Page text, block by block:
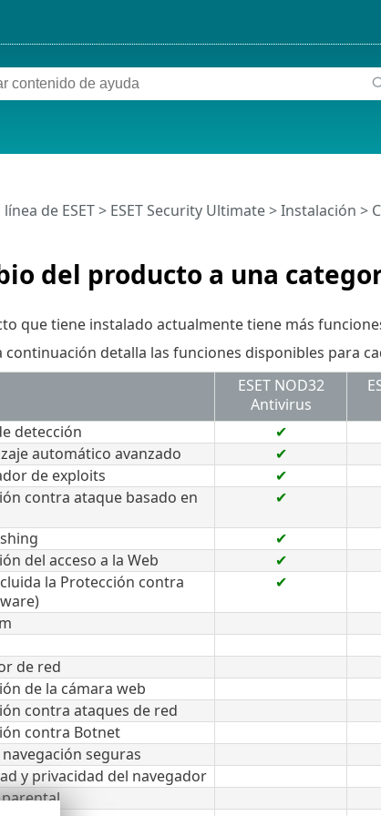
del producto a una
de ESET> ESET Security Ultimate>Instalación >
que tiene instalado actualmente tiene más
continuación detalla las funciones disponibles para
ESET NOD32
Antivirus
detección
✔
automático avanzado
✔
de exploits
✔
contra ataque basado en
✔
✔
del acceso a la Web
✔
la Protección contra
✔
de red
de la cámara web
contra ataques de red
contra Botnet
navegación seguras
y privacidad del navegador